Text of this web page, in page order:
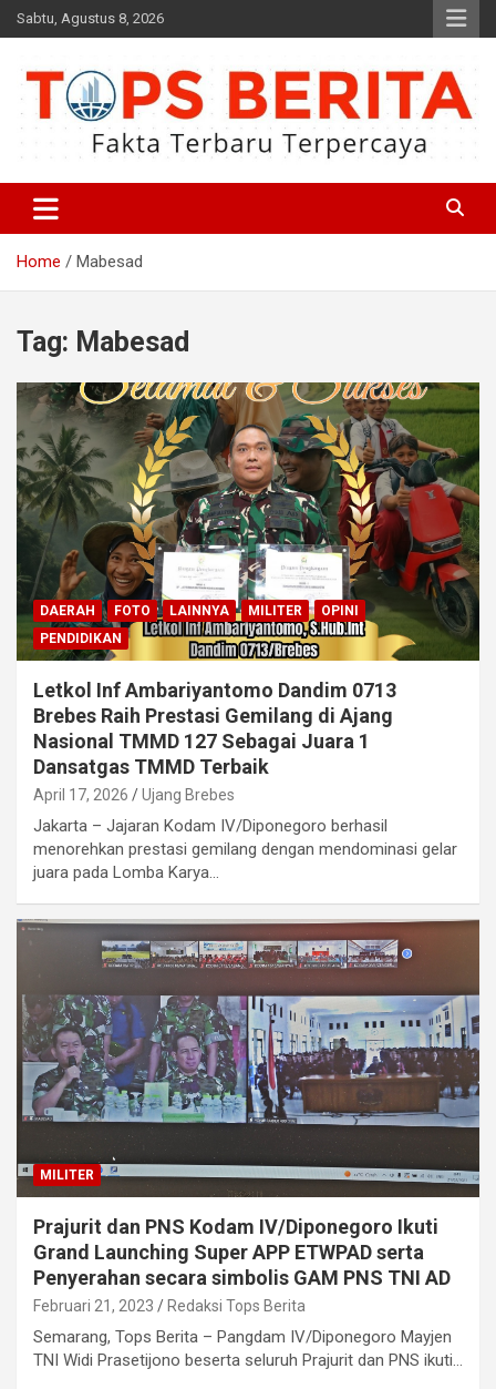
Skip
to
Sabtu, Agustus 8, 2026
Tops Berita
Home Mabesad
Tag: Mabesad
DAERAH FOTO LAINNYA MILITER
OPINI
PENDIDIKAN
Letkol Inf Ambariyantomo Dandim 0713
Brebes Raih Prestasi Gemilang di Ajang
Nasional TMMD 127 Sebagai Juara 1
Dansatgas TMMD Terbaik
April 17, 2026 Ujang Brebes
Jakarta – Jajaran Kodam IV/Diponegoro berhasil
menorehkan prestasi gemilang dengan mendominasi gelar
juara pada Lomba Karya…
MILITER
Prajurit dan PNS Kodam IV/Diponegoro Ikuti
Grand Launching Super APP ETWPAD serta
Penyerahan secara simbolis GAM PNS TNI AD
Februari 21, 2023 Redaksi Tops Berita
Semarang, Tops Berita – Pangdam IV/Diponegoro Mayjen
TNI Widi Prasetijono beserta seluruh Prajurit dan PNS ikuti…